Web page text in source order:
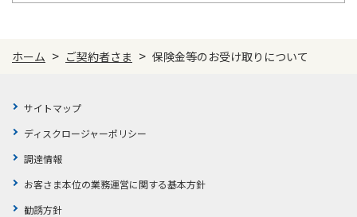
ホーム > ご契約者さま > 保険金等のお受け取りについて
サイトマップ
ディスクロージャーポリシー
調達情報
お客さま本位の業務運営に関する基本方針
勧誘方針